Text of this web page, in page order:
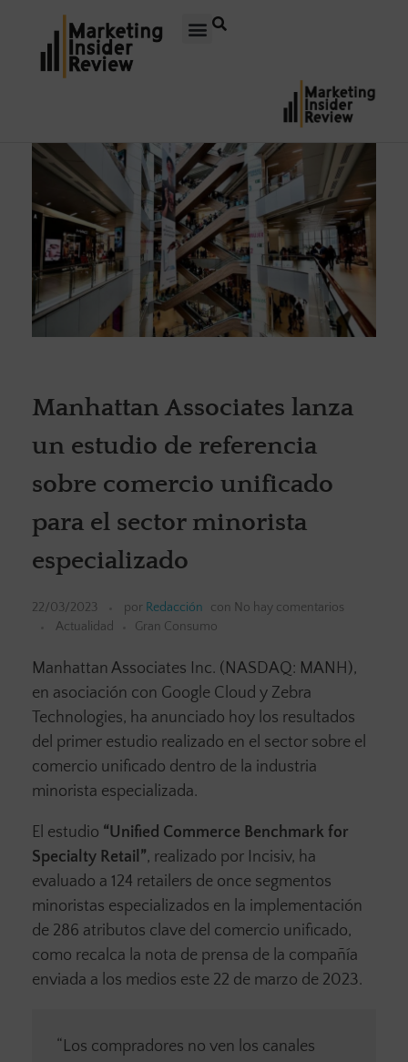
Manhattan Associates lanza
un estudio de referencia
sobre comercio unificado
para el sector minorista
especializado
22/03/2023 por Redacción con No hay comentarios
Actualidad
Gran Consumo
Manhattan Associates Inc. (NASDAQ: MANH),
en asociación con Google Cloud y Zebra
Technologies, ha anunciado hoy los resultados
del primer estudio realizado en el sector sobre el
comercio unificado dentro de la industria
minorista especializada.
El estudio “Unified Commerce Benchmark for
Specialty Retail”, realizado por Incisiv, ha
evaluado a 124 retailers de once segmentos
minoristas especializados en la implementación
de 286 atributos clave del comercio unificado,
como recalca la nota de prensa de la compañía
enviada a los medios este 22 de marzo de 2023.
“Los compradores no ven los canales